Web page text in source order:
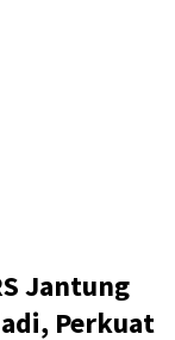
Jantung
Perkuat